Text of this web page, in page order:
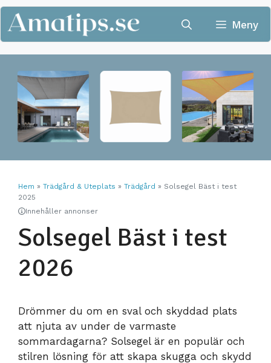
Hoppa
till
innehåll
Meny
Hem » Trädgård & Uteplats » Trädgård » Solsegel Bäst i test
2025
Innehåller annonser
Solsegel Bäst i test
2026
Drömmer du om en sval och skyddad plats
att njuta av under de varmaste
sommardagarna? Solsegel är en populär och
stilren lösning för att skapa skugga och skydd